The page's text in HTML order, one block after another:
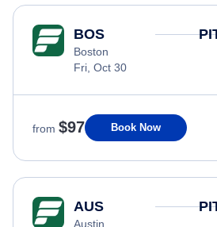
BOS
Boston
Fri, Oct 30
from $97 Book Now
AUS
Austin